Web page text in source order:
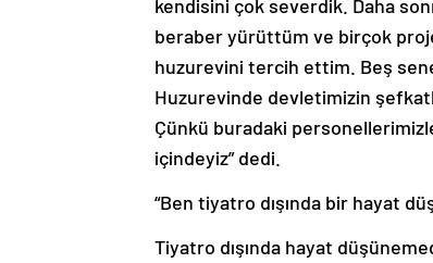
kendisini çok severdik. Daha
beraber yürüttüm ve birçok
huzurevini tercih ettim. Beş sene
Huzurevinde devletimizin
Çünkü buradaki
içindeyiz” dedi.
“Ben tiyatro dışında bir hayat
Tiyatro dışında hayat